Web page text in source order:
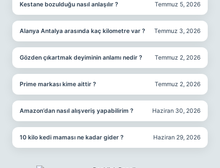
Kestane bozulduğu nasıl anlaşılır ? Temmuz 5, 2026
Alanya Antalya arasında kaç kilometre var ? Temmuz 3, 2026
Gözden çıkartmak deyiminin anlamı nedir ? Temmuz 2, 2026
Prime markası kime aittir ? Temmuz 2, 2026
Amazon’dan nasıl alışveriş yapabilirim ? Haziran 30, 2026
10 kilo kedi maması ne kadar gider ? Haziran 29, 2026